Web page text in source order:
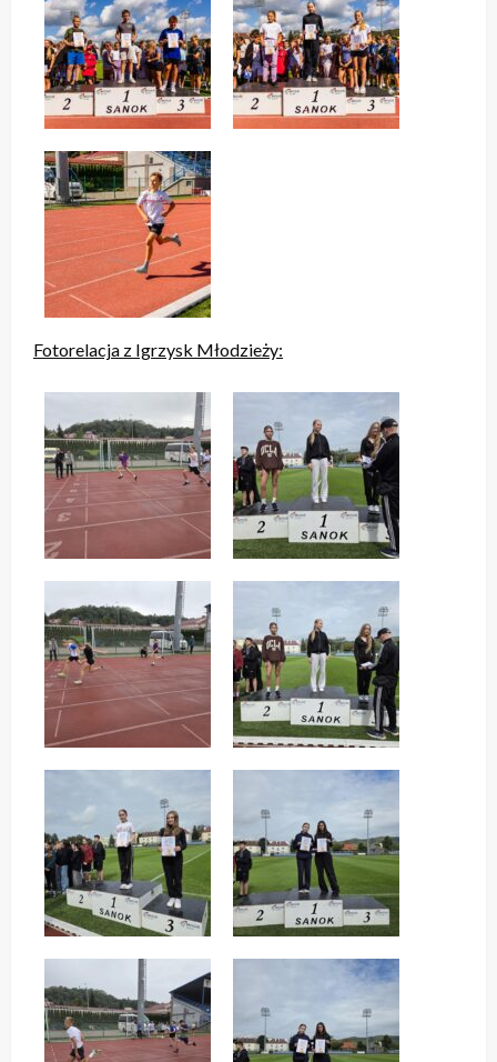
Fotorelacja z Igrzysk Młodzieży: